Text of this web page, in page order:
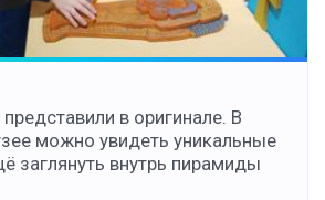
в оригинале. В
можно увидеть уникальные
заглянуть внутрь пирамиды